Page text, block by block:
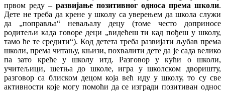
првом реду – развијање позитивног односа према школи.
Дете не треба да крене у школу са уверењем да школа служи
да „поправља“ неваљалу децу (томе често доприносе
родитељи када говоре деци „видећеш ти кад пођеш у школу,
тамо ће те средити“). Код детета треба развијати љубав према
школи, према читању, књизи, похвалити дете да је сада велико
па зато креће у школу итд. Разговор у кући о школи,
учитељици, шетња до школе, игра у школском дворишту,
разговор са блиском децом која већ иду у школу, то су све
активности које могу помоћи да се изгради позитиван однос